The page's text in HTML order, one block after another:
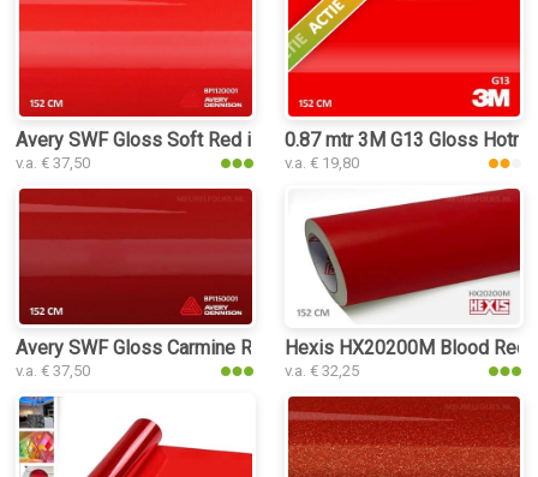
Avery SWF Gloss Soft Red interieurfolie
v.a. € 37,50
0.87 mtr 3M G13 Gloss
v.a. € 19,80
Avery SWF Gloss Carmine Red interieurfolie
v.a. € 37,50
Hexis HX20200M Blood Red
v.a. € 32,25